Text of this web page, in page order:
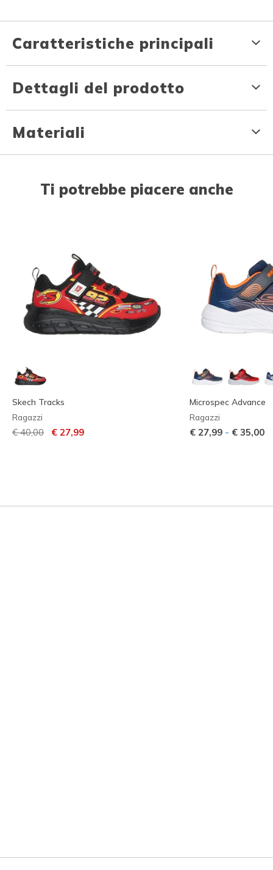
Caratteristiche principali
Dettagli del prodotto
Materiali
Ti potrebbe piacere anche
Skech Tracks
Ragazzi
Prezzo ridotto da
€ 40,00 per
€ 27,99
Microspec Advance
Ragazzi
€ 27,99 - € 35,00